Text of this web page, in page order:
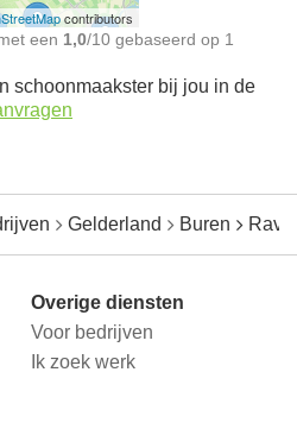
contributors
een 1,0/10 gebaseerd op 1
schoonmaakster bij jou in de
Gelderland Buren
Overige diensten
Voor bedrijven
Ik zoek werk